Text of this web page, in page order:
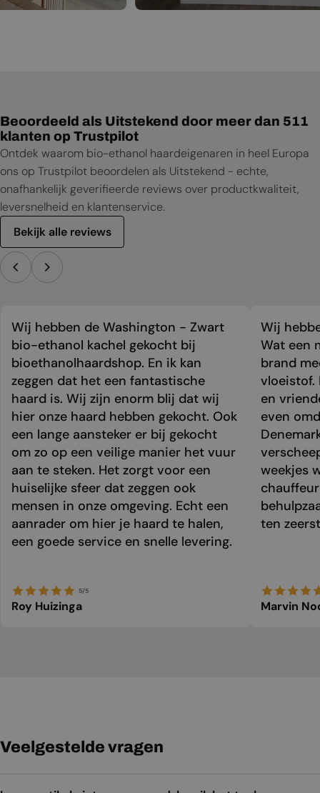
Beoordeeld als Uitstekend door meer dan 511
klanten op Trustpilot
Ontdek waarom bio-ethanol haardeigenaren in heel Europa
ons op Trustpilot beoordelen als Uitstekend - echte,
onafhankelijk geverifieerde reviews over productkwaliteit,
leversnelheid en klantenservice.
Bekijk alle reviews
Wij hebben de Washington - Zwart
bio-ethanol kachel gekocht bij
bioethanolhaardshop. En ik kan
zeggen dat het een fantastische
haard is. Wij zijn enorm blij dat wij
hier onze haard hebben gekocht. Ook
een lange aansteker er bij gekocht
om zo op een veilige manier het vuur
aan te steken. Het zorgt voor een
huiselijke sfeer dat zeggen ook
mensen in onze omgeving. Echt een
aanrader om hier je haard te halen,
een goede service en snelle levering.
5/5
Roy Huizinga
Wij
Wat een
brand
vloeistof.
en
even
weekjes
ten
Marvin
Veelgestelde vragen